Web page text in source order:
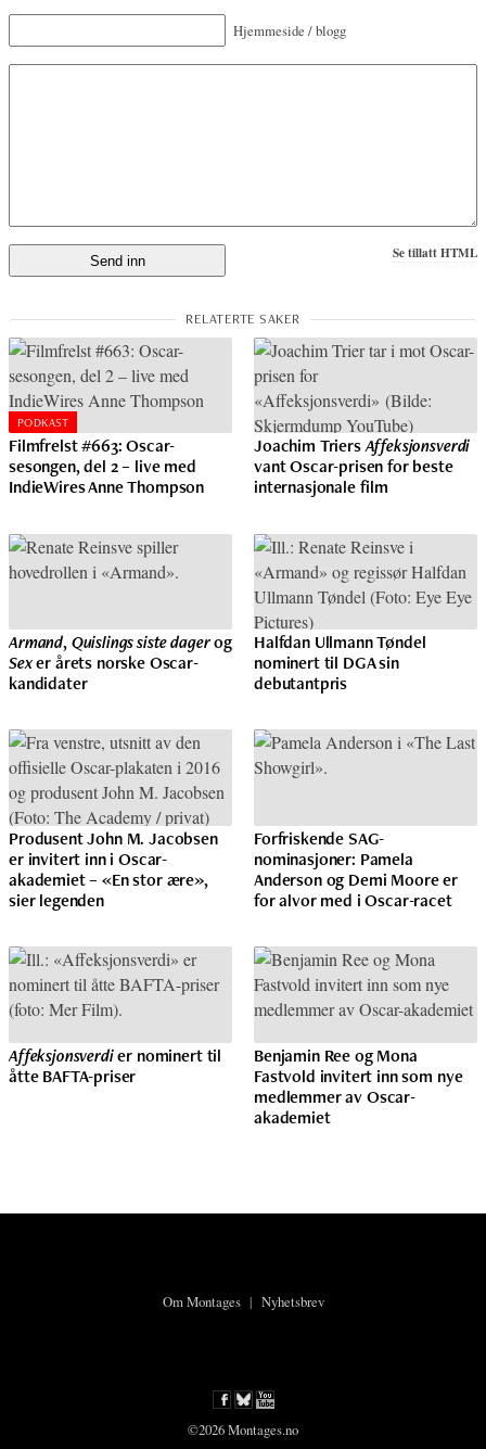
Hjemmeside / blogg
Se tillatt HTML
PODKAST
Filmfrelst #663: Oscar-
sesongen, del 2 – live med
IndieWires Anne Thompson
Joachim TriersAffeksjonsverdi
vant Oscar-prisen for beste
internasjonale film
Armand,Quislings siste dagerog
Sexer årets norske Oscar-
kandidater
Halfdan Ullmann Tøndel
nominert til DGA sin
debutantpris
Produsent John M. Jacobsen
er invitert inn i Oscar-
akademiet – «En stor ære»,
sier legenden
Forfriskende SAG-
nominasjoner: Pamela
Anderson og Demi Moore er
for alvor med i Oscar-racet
Affeksjonsverdier nominert til
åtte BAFTA-priser
Benjamin Ree og Mona
Fastvold invitert inn som nye
medlemmer av Oscar-
akademiet
Om Montages| Nyhetsbrev
©2026 Montages.no